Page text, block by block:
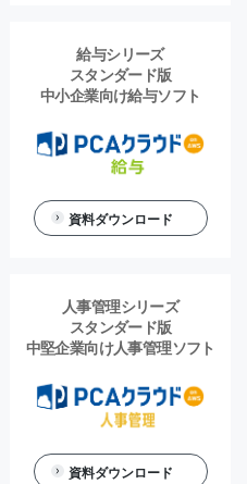
給与シリーズ
スタンダード版
中小企業向け給与ソフト
資料ダウンロード
人事管理シリーズ
スタンダード版
中堅企業向け人事管理ソフト
資料ダウンロード